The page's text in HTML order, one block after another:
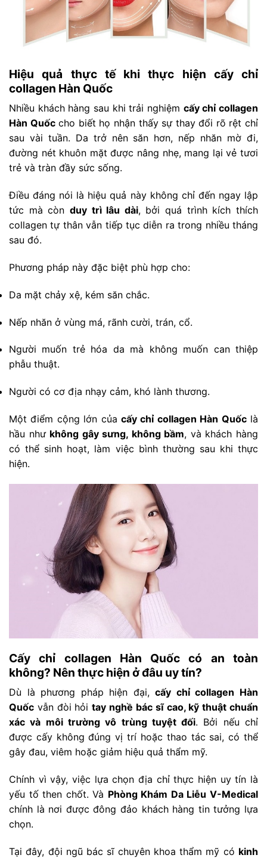
Hiệu quả thực tế khi thực hiện cấy chỉ
collagen Hàn Quốc
Nhiều khách hàng sau khi trải nghiệm cấy chỉ collagen
Hàn Quốccho biết họ nhận thấy sự thay đổi rõ rệt chỉ
sau vài tuần. Da trở nên săn hơn, nếp nhăn mờ đi,
đường nét khuôn mặt được nâng nhẹ, mang lại vẻ tươi
trẻ và tràn đầy sức sống.
Điều đáng nói là hiệu quả này không chỉ đến ngay lập
tức mà còn duy trì lâu dài, bởi quá trình kích thích
collagen tự thân vẫn tiếp tục diễn ra trong nhiều tháng
sau đó.
Phương pháp này đặc biệt phù hợp cho:
Da mặt chảy xệ, kém săn chắc.
Nếp nhăn ở vùng má, rãnh cười, trán, cổ.
Người muốn trẻ hóa da mà không muốn can thiệp
phẫu thuật.
Người có cơ địa nhạy cảm, khó lành thương.
Một điểm cộng lớn của cấy chỉ collagen Hàn Quốclà
hầu như không gây sưng, không bầm, và khách hàng
có thể sinh hoạt, làm việc bình thường sau khi thực
hiện.
Cấy chỉ collagen Hàn Quốc có an toàn
không? Nên thực hiện ở đâu uy tín?
Dù là phương pháp hiện đại,cấy chỉ collagen Hàn
Quốc vẫn đòi hỏitay nghề bác sĩ cao, kỹ thuật chuẩn
xác và môi trường vô trùng tuyệt đối. Bởi nếu chỉ
được cấy không đúng vị trí hoặc thao tác sai, có thể
gây đau, viêm hoặc giảm hiệu quả thẩm mỹ.
Chính vì vậy, việc lựa chọn địa chỉ thực hiện uy tín là
yếu tố then chốt. Và Phòng Khám Da Liễu V-Medical
chính là nơi được đông đảo khách hàng tin tưởng lựa
chọn.
Tại đây, đội ngũ bác sĩ chuyên khoa thẩm mỹ có kinh